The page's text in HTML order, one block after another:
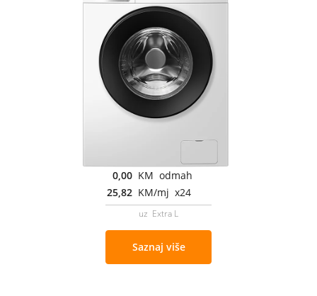
0,00 KM odmah
25,82 KM/mj x24
uz Extra L
Saznaj više